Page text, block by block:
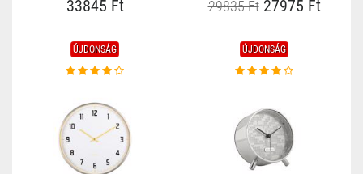
33845 Ft 29835 Ft27975 Ft
ÚJDONSÁG ÚJDONSÁG